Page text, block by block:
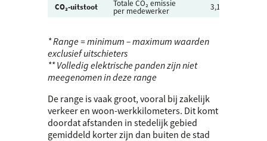
CO₂‑uitstoot
Totale CO₂ emissie
per medewerker 3,1
* Range = minimum – maximum waarden
exclusief uitschieters
** Volledig elektrische panden zijn niet
meegenomen in deze range
De range is vaak groot, vooral bij zakelijk
verkeer en woon-werkkilometers. Dit komt
doordat afstanden in stedelijk gebied
gemiddeld korter zijn dan buiten de stad